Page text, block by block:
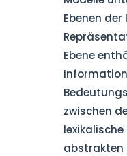
Ebenen der
Ebene
zwischen
abstrakten